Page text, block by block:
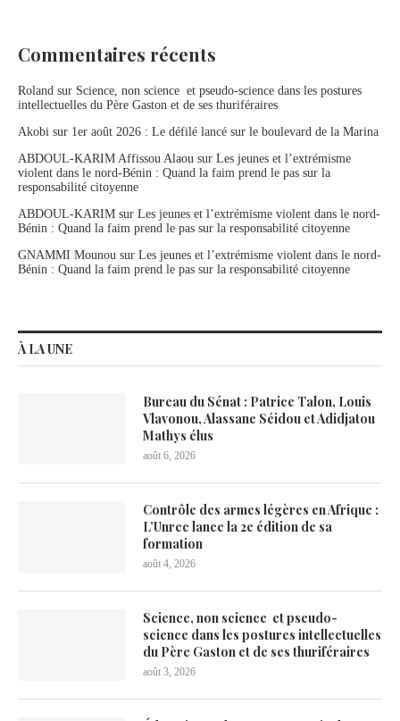
Commentaires récents
Roland sur Science, non science et pseudo-science dans les postures
intellectuelles du Père Gaston et de ses thuriféraires
Akobi sur 1er août 2026 : Le défilé lancé sur le boulevard de la Marina
ABDOUL-KARIM Affissou Alaou sur Les jeunes et l’extrémisme
violent dans le nord-Bénin : Quand la faim prend le pas sur la
responsabilité citoyenne
ABDOUL-KARIM sur Les jeunes et l’extrémisme violent dans le nord-
Bénin : Quand la faim prend le pas sur la responsabilité citoyenne
GNAMMI Mounou sur Les jeunes et l’extrémisme violent dans le nord-
Bénin : Quand la faim prend le pas sur la responsabilité citoyenne
À LA UNE
Bureau du Sénat : Patrice Talon, Louis
Vlavonou, Alassane Séidou et Adidjatou
Mathys élus
août 6, 2026
Contrôle des armes légères en Afrique :
L’Unrec lance la 2e édition de sa
formation
août 4, 2026
Science, non science et pseudo-
science dans les postures intellectuelles
du Père Gaston et de ses thuriféraires
août 3, 2026